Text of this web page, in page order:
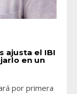
ajusta el IBI
en un
por primera